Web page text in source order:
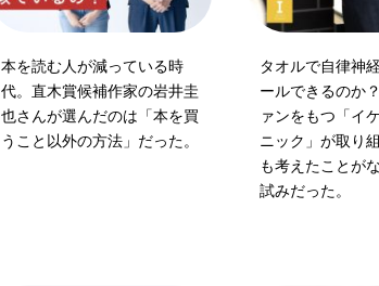
本を読む人が減っている時
代。直木賞候補作家の岩井圭
也さんが選んだのは「本を買
うこと以外の方法」だった。
タオルで自律神
ールできるのか
ァンをもつ「イ
ニック」が取り
も考えたことが
試みだった。